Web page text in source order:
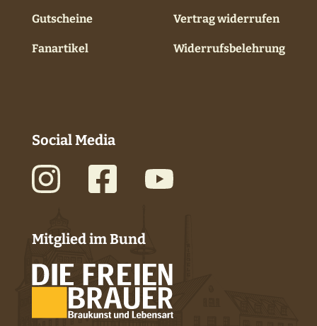
Gutscheine
Fanartikel
Vertrag widerrufen
Widerrufsbelehrung
Social Media
Mitglied im Bund